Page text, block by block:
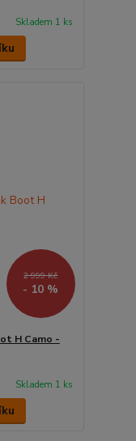
Skladem 1 ks
2 999 Kč
- 10 %
H Camo -
Skladem 1 ks